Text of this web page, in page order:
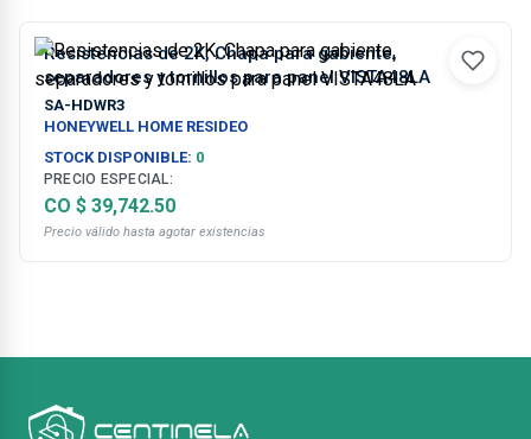
Resistencias de 2K, Chapa para gabiente,
separadores y tornillos para panel VISTA48LA
SA-HDWR3
HONEYWELL HOME RESIDEO
STOCK DISPONIBLE: 0
PRECIO ESPECIAL:
CO $ 39,742.50
Precio válido hasta agotar existencias